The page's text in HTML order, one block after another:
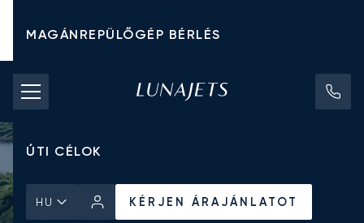
MAGÁNREPÜLŐGÉP BÉRLÉS
CHARTER ÁRAK
MAGÁNREPÜLŐGÉPEK
ÚTI CÉLOK
HU KÉRJEN ÁRAJÁNLATOT